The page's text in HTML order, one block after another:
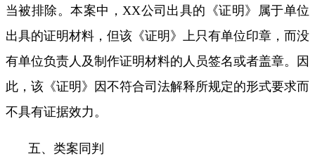
当被排除。本案中， XX公司出具的《证明》属于单位
出具的证明材料，但该《证明》上只有单位印章，而没
有单位负责人及制作证明材料的人员签名或者盖章。因
此， 该《证明》因不符合司法解释所规定的形式要求而
不具有证据效力。
五、类案同判